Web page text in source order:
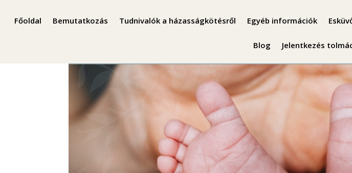
Főoldal Bemutatkozás Tudnivalók a házasságkötésről Egyéb információk
Blog Jelentkezés